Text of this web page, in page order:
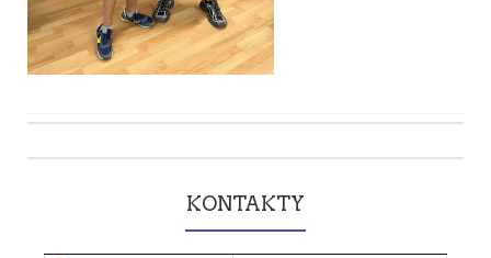
navigation
KONTAKTY